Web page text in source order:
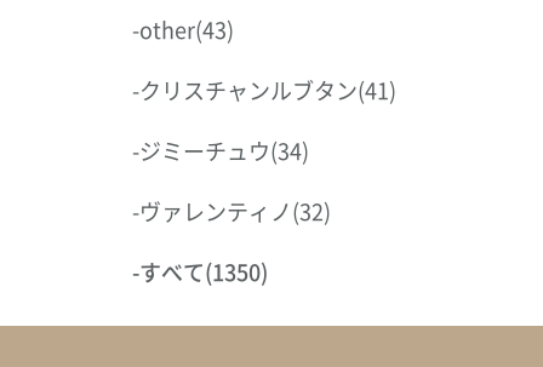
-other(43)
-クリスチャンルブタン(41)
-ジミーチュウ(34)
-ヴァレンティノ(32)
-すべて(1350)